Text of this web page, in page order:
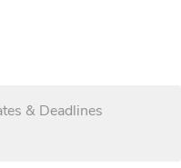
& Deadlines